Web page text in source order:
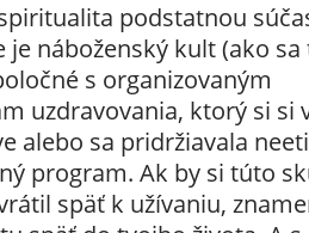
podstatnou
náboženský kult (ako
s organizovaným
uzdravovania, ktorý si si
alebo sa pridržiavala
program. Ak by si túto
späť k užívaniu,